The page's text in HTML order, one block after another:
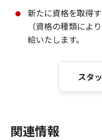
新たに資格を取得
（資格の種類によ
給いたします。
スタ
関連情報